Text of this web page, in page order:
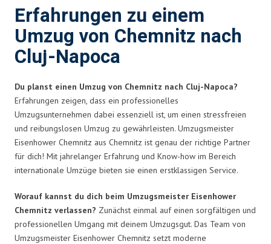
Erfahrungen zu einem
Umzug von Chemnitz nach
Cluj-Napoca
Du planst einen Umzug von Chemnitz nach Cluj-Napoca?
Erfahrungen zeigen, dass ein professionelles
Umzugsunternehmen dabei essenziell ist, um einen stressfreien
und reibungslosen Umzug zu gewährleisten. Umzugsmeister
Eisenhower Chemnitz aus Chemnitz ist genau der richtige Partner
für dich! Mit jahrelanger Erfahrung und Know-how im Bereich
internationale Umzüge bieten sie einen erstklassigen Service.
Worauf kannst du dich beim Umzugsmeister Eisenhower
Chemnitz verlassen? Zunächst einmal auf einen sorgfältigen und
professionellen Umgang mit deinem Umzugsgut. Das Team von
Umzugsmeister Eisenhower Chemnitz setzt moderne